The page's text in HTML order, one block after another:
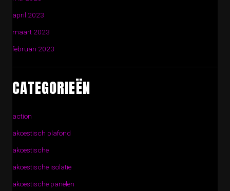
april 2023
maart 2023
februari 2023
CATEGORIEËN
action
akoestisch plafond
akoestische
akoestische isolatie
akoestische panelen